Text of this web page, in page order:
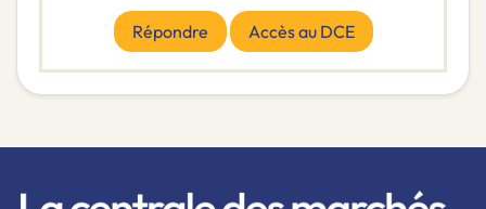
Répondre Accès au DCE